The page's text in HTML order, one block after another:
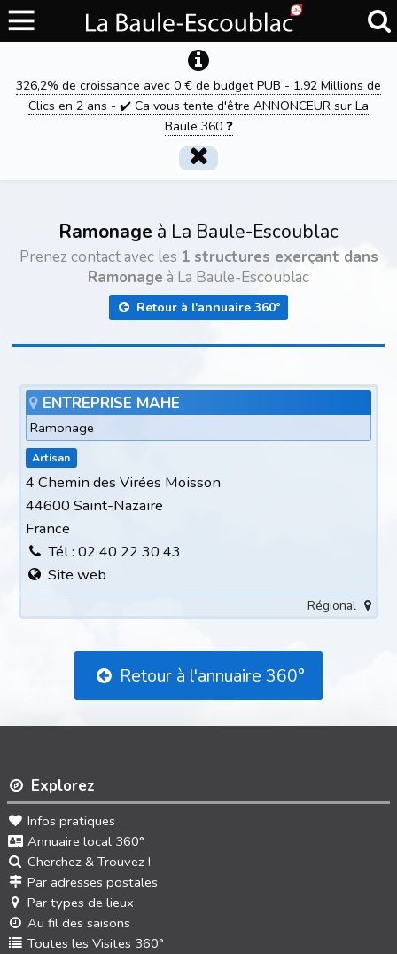
326,2% de croissance avec 0 € de budget PUB - 1.92 Millions de
Clics en 2 ans - ✔️ Ca vous tente d'être ANNONCEUR sur La
Baule 360 ❓
Ramonage à La Baule-Escoublac
Prenez contact avec les 1 structures exerçant dans
Ramonage à La Baule-Escoublac
Retour à l'annuaire 360°
ENTREPRISE MAHE
Ramonage
Artisan
4 Chemin des Virées Moisson
44600 Saint-Nazaire
France
Tél : 02 40 22 30 43
Site web
Régional
Retour à l'annuaire 360°
Explorez
Infos pratiques
Annuaire local 360°
Cherchez & Trouvez !
Par adresses postales
Par types de lieux
Au fil des saisons
Toutes les Visites 360°